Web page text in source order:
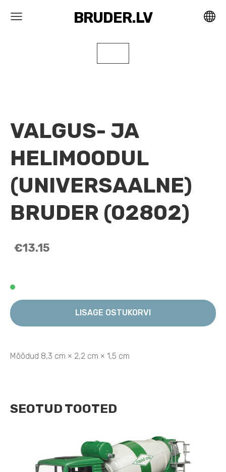
BRUDER.LV
VALGUS- JA
HELIMOODUL
(UNIVERSAALNE)
BRUDER (02802)
€13.15
LISAGE OSTUKORVI
Mõõdud 8,3 cm × 2,2 cm × 1,5 cm
SEOTUD TOOTED